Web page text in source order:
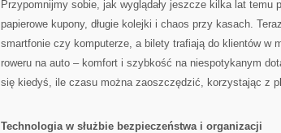
Przypomnijmy sobie, jak wyglądały jeszcze kilka lat temu
papierowe kupony, długie kolejki i chaos przy kasach.
smartfonie czy komputerze, a bilety trafiają do klientów w
roweru na auto – komfort i szybkość na niespotykanym
się kiedyś, ile czasu można zaoszczędzić, korzystając z
Technologia w służbie bezpieczeństwa i organizacji